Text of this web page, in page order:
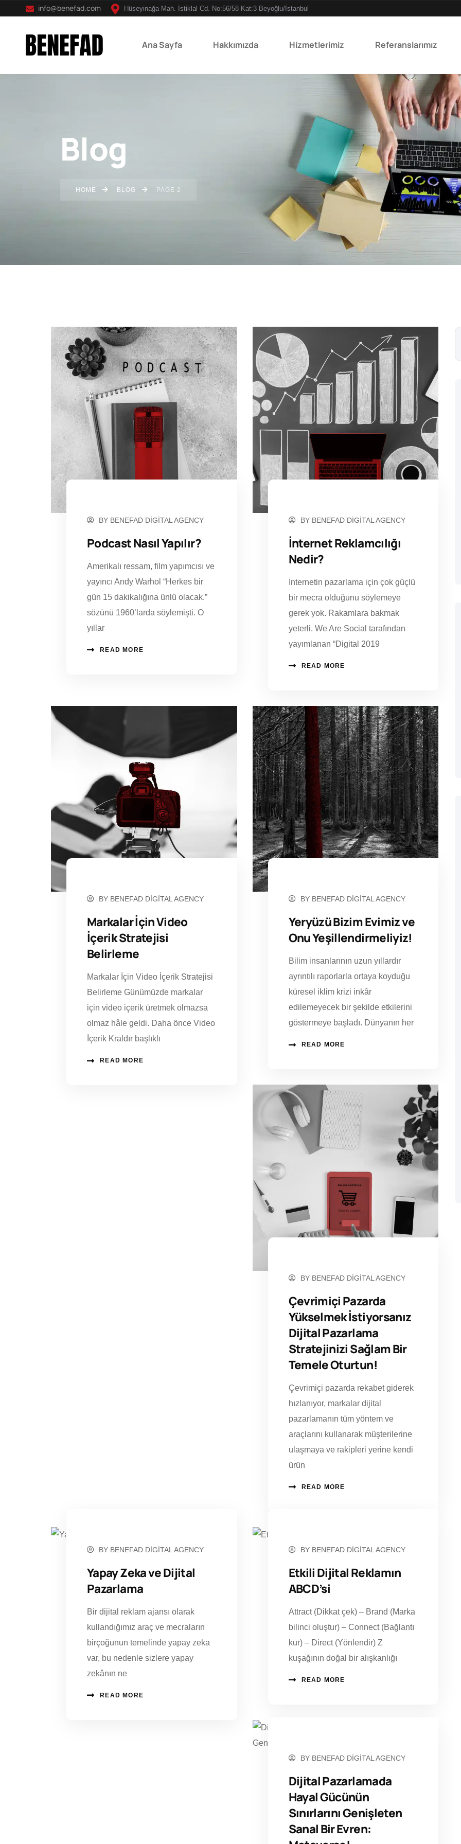
info@benefad.com Hüseyinağa Mah. İstiklal Cd. No:56/58 Kat:3 Beyoğlu/İstanbul
Ana Sayfa Hakkımızda Hizmetlerimiz Referanslarımız
Blog
HOME BLOG PAGE 2
BY BENEFAD DIGITAL AGENCY
Podcast Nasıl Yapılır?
Amerikalı ressam, film yapımcısı ve
yayıncı Andy Warhol “Herkes bir
gün 15 dakikalığına ünlü olacak.”
sözünü 1960’larda söylemişti. O
yıllar
READ MORE
BY BENEFAD DIGITAL AGENCY
İnternet Reklamcılığı
Nedir?
İnternetin pazarlama için çok güçlü
bir mecra olduğunu söylemeye
gerek yok. Rakamlara bakmak
yeterli. We Are Social tarafından
yayımlanan “Digital 2019
READ MORE
BY BENEFAD DIGITAL AGENCY
Markalar İçin Video
İçerik Stratejisi
Belirleme
Markalar İçin Video İçerik Stratejisi
Belirleme Günümüzde markalar
için video içerik üretmek olmazsa
olmaz hâle geldi. Daha önce Video
İçerik Kraldır başlıklı
READ MORE
BY BENEFAD DIGITAL AGENCY
Yeryüzü Bizim Evimiz ve
Onu Yeşillendirmeliyiz!
Bilim insanlarının uzun yıllardır
ayrıntılı raporlarla ortaya koyduğu
küresel iklim krizi inkâr
edilemeyecek bir şekilde etkilerini
göstermeye başladı. Dünyanın her
READ MORE
BY BENEFAD DIGITAL AGENCY
Çevrimiçi Pazarda
Yükselmek İstiyorsanız
Dijital Pazarlama
Stratejinizi Sağlam Bir
Temele Oturtun!
Çevrimiçi pazarda rekabet giderek
hızlanıyor, markalar dijital
pazarlamanın tüm yöntem ve
araçlarını kullanarak müşterilerine
ulaşmaya ve rakipleri yerine kendi
ürün
READ MORE
BY BENEFAD DIGITAL AGENCY
Yapay Zeka ve Dijital
Pazarlama
Bir dijital reklam ajansı olarak
kullandığımız araç ve mecraların
birçoğunun temelinde yapay zeka
var, bu nedenle sizlere yapay
zekânın ne
READ MORE
BY BENEFAD DIGITAL AGENCY
Etkili Dijital Reklamın
ABCD’si
Attract (Dikkat çek) – Brand (Marka
bilinci oluştur) – Connect (Bağlantı
kur) – Direct (Yönlendir) Z
kuşağının doğal bir alışkanlığı
READ MORE
BY BENEFAD DIGITAL AGENCY
Dijital Pazarlamada
Hayal Gücünün
Sınırlarını Genişleten
Sanal Bir Evren: